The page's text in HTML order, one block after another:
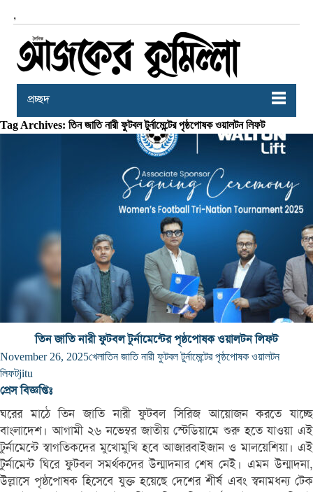
,
প্রচ্ছদ
Tag Archives: তিন জাতি নারী ফুটবল টুর্নামেন্টের পৃষ্ঠপোষক ওয়ালটন লিফট
তিন জাতি নারী ফুটবল টুর্নামেন্টের পৃষ্ঠপোষক ওয়ালটন লিফট
November 26, 2025খেলাতিন জাতি নারী ফুটবল টুর্নামেন্টের পৃষ্ঠপোষক ওয়ালটন
লিফটjitu
প্রেস বিজ্ঞপ্তিঃ
ঘরের মাঠে তিন জাতি নারী ফুটবল সিরিজ আয়োজন করতে যাচ্ছে
বাংলাদেশ। আগামী ২৬ নভেম্বর জাতীয় স্টেডিয়ামে শুরু হতে যাওয়া এই
টুর্নামেন্টে স্বাগতিকদের মুখোমুখি হবে আজারবাইজান ও মালয়েশিয়া। এই
টুর্নামেন্ট ঘিরে ফুটবল সমর্থকদের উন্মাদনার শেষ নেই। এমন উন্মাদনা,
উল্লাসে পৃষ্ঠপোষক হিসেবে যুক্ত হয়েছে দেশের শীর্ষ এবং স্বনামধন্য টেক